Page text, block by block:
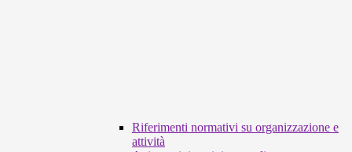
Riferimenti normativi su organizzazione e
attività